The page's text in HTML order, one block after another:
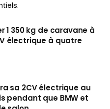
1 350 kg de caravane à
électrique à quatre
sa 2CV électrique au
pendant que BMW et